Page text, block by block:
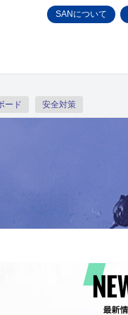
SANについて
ード 安全対策